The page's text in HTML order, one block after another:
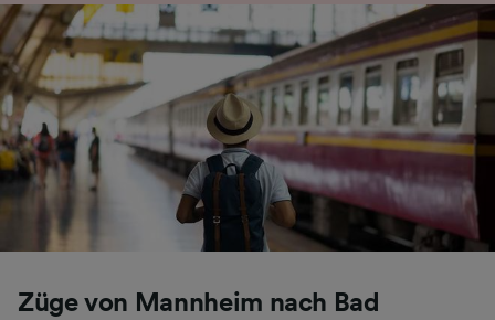
Züge von Mannheim nach Bad
Folgendes bereitzustellen:
Verwendung genauer Standortdaten.
Endgeräteeigenschaften zur Identifikation
aktiv abfragen. Speichern von oder Zugriff auf
Informationen auf einem Endgerät.
Personalisierte Werbung und Inhalte, Messung
von Werbeleistung und der Performance von
Inhalten, Zielgruppenforschung sowie
Entwicklung und Verbesserung von
Angeboten.